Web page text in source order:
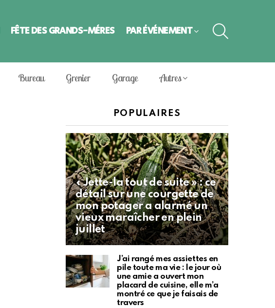
FÊTE DES GRANDS-MÈRES PAR ÉVÈNEMENT
Bureau Grenier Garage Autres
POPULAIRES
« Jette-la tout de suite » : ce
détail sur une courgette de
mon potager a alarmé un
vieux maraîcher en plein
juillet
J’ai rangé mes assiettes en
pile toute ma vie : le jour où
une amie a ouvert mon
placard de cuisine, elle m’a
montré ce que je faisais de
travers